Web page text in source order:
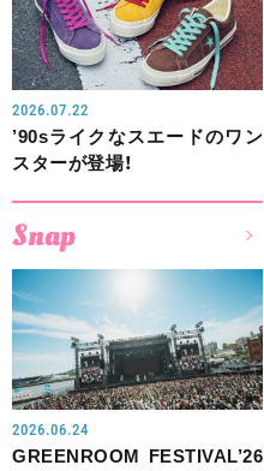
2026.07.22
’90sライクなスエードのワン
スターが登場！
Snap
2026.06.24
GREENROOM FESTIVAL’26